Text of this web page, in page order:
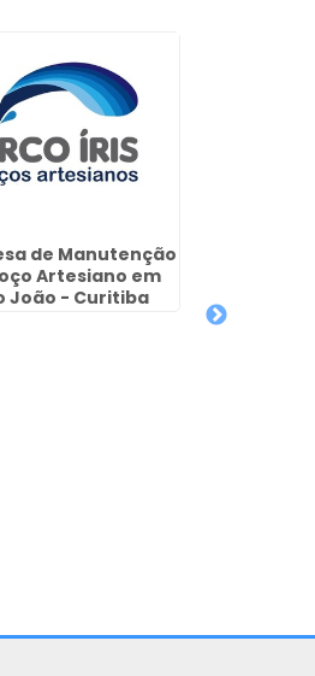
de Manutenção
Artesiano em
João - Curitiba